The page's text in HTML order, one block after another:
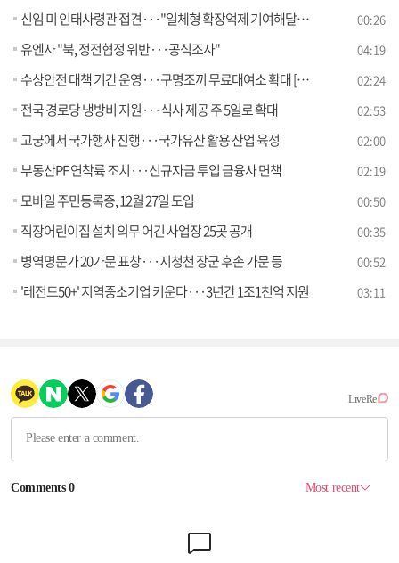
신임 미 인태사령관 접견···"일체형 확장억제 기여해달라" 00:26
유엔사 "북, 정전협정 위반···공식조사" 04:19
수상안전 대책 기간 운영···구명조끼 무료대여소 확대 [정책현장+] 02:24
전국 경로당 냉방비 지원···식사 제공 주 5일로 확대 02:53
고궁에서 국가행사 진행···국가유산 활용 산업 육성 02:00
부동산PF 연착륙 조치···신규자금 투입 금융사 면책 02:19
모바일 주민등록증, 12월 27일 도입 00:50
직장어린이집 설치 의무 어긴 사업장 25곳 공개 00:35
병역명문가 20가문 표창···지청천 장군 후손 가문 등 00:52
'레전드50+' 지역중소기업 키운다···3년간 1조1천억 지원 03:11